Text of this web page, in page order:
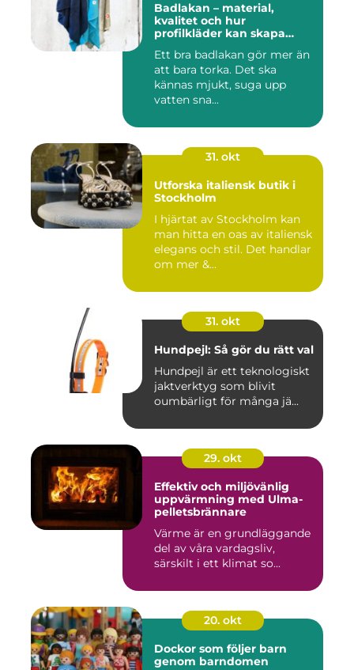
Badlakan – material,
kvalitet och hur
profilkläder kan skapa
Ett bra badlakan gör mer än
att bara torka. Det ska
kännas mjukt, suga upp
vatten sna...
31. okt
Utforska italiensk butik i
Stockholm
I hjärtat av Stockholm kan
man hitta en oas av italiensk
elegans och stil. Det handlar
om mer &...
31. okt
Hundpejl: Så gör du rätt val
Hundpejl är ett teknologiskt
jaktverktyg som blivit
oumbärligt för många jä...
29. okt
Effektiv och miljövänlig
uppvärmning med Ulma-
pelletsbrännare
Värme är en grundläggande
del av våra vardagsliv,
särskilt i ett klimat so...
20. okt
Dockor som följer barn
genom barndomen